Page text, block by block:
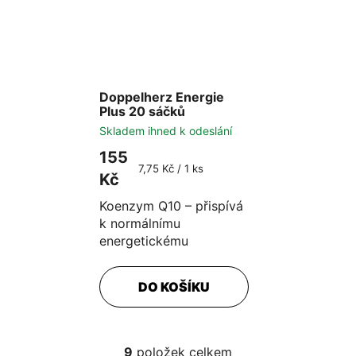
Doppelherz Energie
Plus 20 sáčků
Skladem ihned k odeslání
155
Kč
Měrná
7,75 Kč / 1 ks
Koenzym Q10 – přispívá
k normálnímu
energetickému
B1, B2, B6, B12 –
podporují normální...
DO KOŠÍKU
9 položek celkem